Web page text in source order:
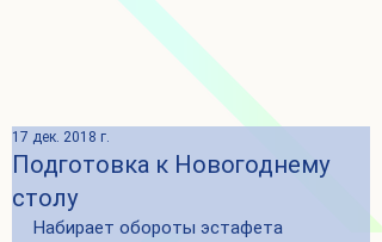
Подготовка к Новогоднему
столу
17 дек. 2018 г.
Набирает обороты эстафета